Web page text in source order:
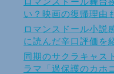
い？映画の復帰理由
ロマンスドール小説
に読んだ辛口評価を
同期のサクラキャス
ラマ「過保護のカホ